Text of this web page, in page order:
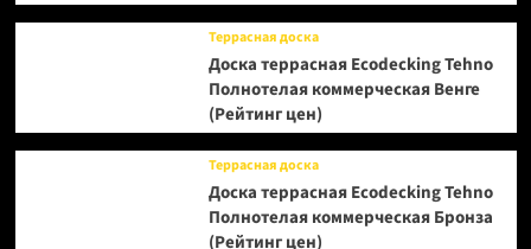
Террасная доска
Доска террасная Ecodecking Tehno
Полнотелая коммерческая Венге
(Рейтинг цен)
Террасная доска
Доска террасная Ecodecking Tehno
Полнотелая коммерческая Бронза
(Рейтинг цен)